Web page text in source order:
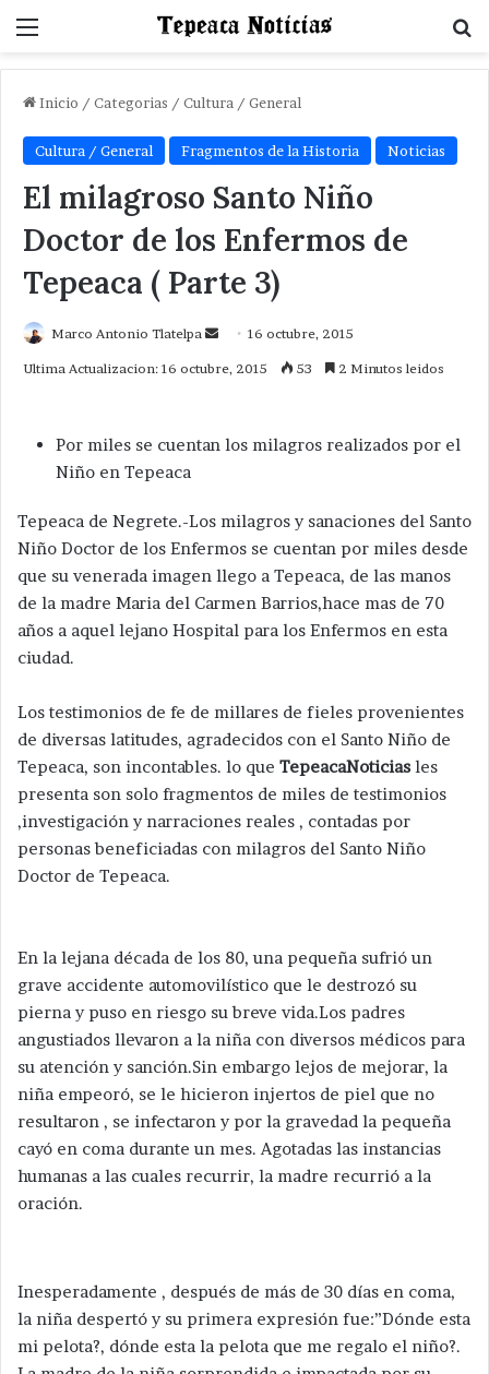
Menu
Inicio / Categorias / Cultura / General
Cultura / General Fragmentos de la Historia Noticias
El milagroso Santo Niño
Doctor de los Enfermos de
Tepeaca ( Parte 3)
Marco Antonio Tlatelpa
Send16 octubre, 2015
Ultima Actualizacion: 16 octubre, 2015 53 2 Minutos leidos
Por miles se cuentan los milagros realizados por el
Niño en Tepeaca
Tepeaca de Negrete.-Los milagros y sanaciones del Santo
Niño Doctor de los Enfermos se cuentan por miles desde
que su venerada imagen llego a Tepeaca, de las manos
de la madre Maria del Carmen Barrios,hace mas de 70
años a aquel lejano Hospital para los Enfermos en esta
ciudad.
Los testimonios de fe de millares de fieles provenientes
de diversas latitudes, agradecidos con el Santo Niño de
Tepeaca, son incontables. lo que TepeacaNoticias les
presenta son solo fragmentos de miles de testimonios
,investigación y narraciones reales , contadas por
personas beneficiadas con milagros del Santo Niño
Doctor de Tepeaca.
En la lejana década de los 80, una pequeña sufrió un
grave accidente automovilístico que le destrozó su
pierna y puso en riesgo su breve vida.Los padres
angustiados llevaron a la niña con diversos médicos para
su atención y sanción.Sin embargo lejos de mejorar, la
niña empeoró, se le hicieron injertos de piel que no
resultaron , se infectaron y por la gravedad la pequeña
cayó en coma durante un mes. Agotadas las instancias
humanas a las cuales recurrir, la madre recurrió a la
oración.
Inesperadamente , después de más de 30 días en coma,
la niña despertó y su primera expresión fue:”Dónde esta
mi pelota?, dónde esta la pelota que me regalo el niño?.